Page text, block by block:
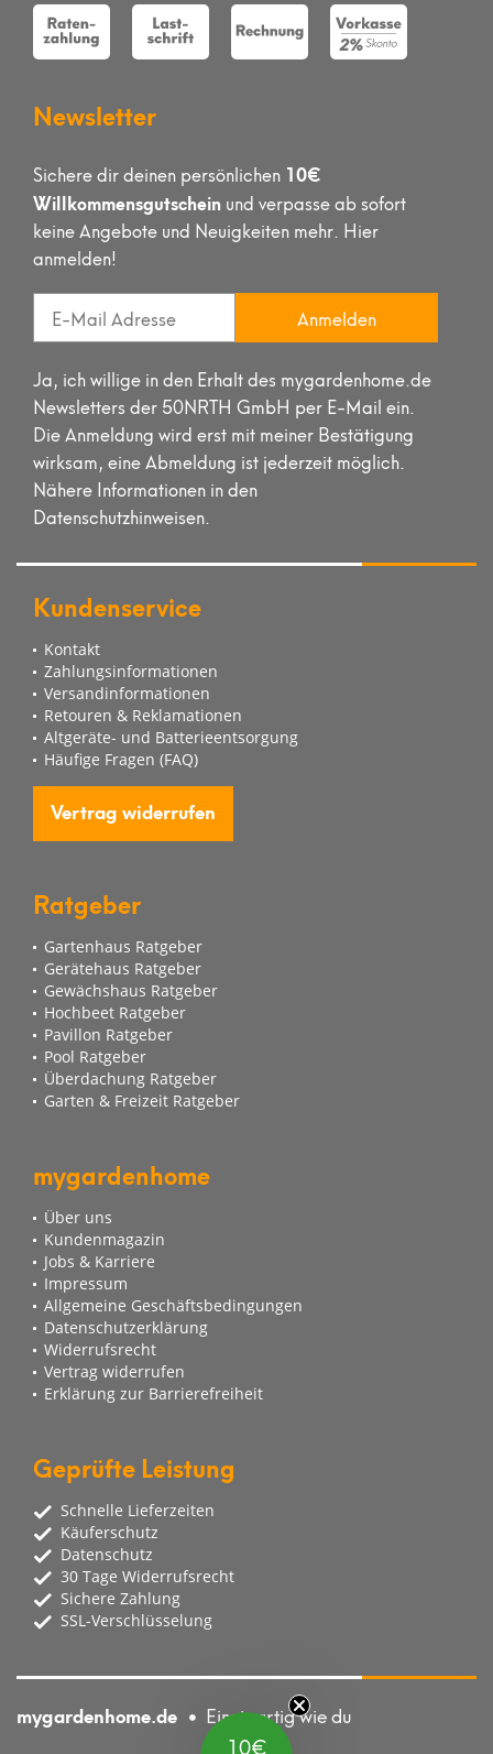
Newsletter
Sichere dir deinen persönlichen 10€
Willkommensgutschein und verpasse ab sofort
keine Angebote und Neuigkeiten mehr. Hier
anmelden!
Anmelden
Ja, ich willige in den Erhalt des mygardenhome.de
Newsletters der 50NRTH GmbH per E-Mail ein.
Die Anmeldung wird erst mit meiner Bestätigung
wirksam, eine Abmeldung ist jederzeit möglich.
Nähere Informationen in den
Datenschutzhinweisen.
Kundenservice
Kontakt
Zahlungsinformationen
Versandinformationen
Retouren & Reklamationen
Altgeräte- und Batterieentsorgung
Häufige Fragen (FAQ)
Vertrag widerrufen
Ratgeber
Gartenhaus Ratgeber
Gerätehaus Ratgeber
Gewächshaus Ratgeber
Hochbeet Ratgeber
Pavillon Ratgeber
Pool Ratgeber
Überdachung Ratgeber
Garten & Freizeit Ratgeber
mygardenhome
Über uns
Kundenmagazin
Jobs & Karriere
Impressum
Allgemeine Geschäftsbedingungen
Datenschutzerklärung
Widerrufsrecht
Vertrag widerrufen
Erklärung zur Barrierefreiheit
Geprüfte Leistung
Schnelle Lieferzeiten
Käuferschutz
Datenschutz
30 Tage Widerrufsrecht
Sichere Zahlung
SSL-Verschlüsselung
mygardenhome.de Einzigartig wie du
10€